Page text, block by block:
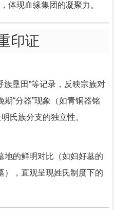
体现血缘集团的凝聚力。
印证
族垦田”等记录，反映宗族对
“分器”现象（如青铜器铭
氏族分支的独立性。
地的鲜明对比（如妇好墓的
），直观呈现姓氏制度下的